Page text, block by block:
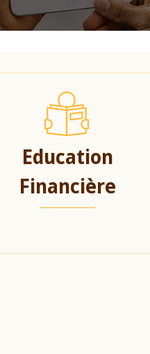
Education
Financière